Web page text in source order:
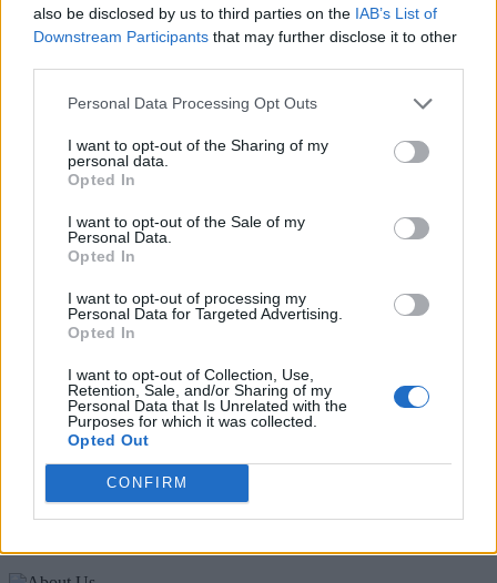
also be disclosed by us to third parties on the IAB’s List of
Downstream Participants that may further disclose it to other
Personal Data Processing Opt Outs
I want to opt-out of the Sharing of my
personal data.
Opted In
I want to opt-out of the Sale of my
Personal Data.
Opted In
I want to opt-out of processing my
Personal Data for Targeted Advertising.
Opted In
I want to opt-out of Collection, Use,
Retention, Sale, and/or Sharing of my
Personal Data that Is Unrelated with the
Purposes for which it was collected.
Opted Out
CONFIRM
5 Αυγούστου 2026
Η FARIA Renewables προχώρησε στην ηλεκτροδότηση
ΥΠΕΝ: Διευρύνεται ο κατάλογος των
4 Αυγούστου 2026
Λάβετε όλα τα τελευταία νέα από τον χώρο της Πολιτικής
Συμφωνώ με την Πολιτική Δεδομένων